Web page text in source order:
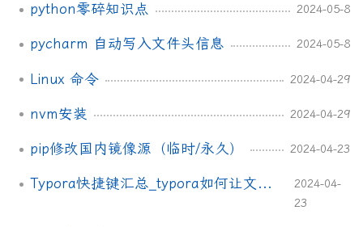
python零碎知识点 2024-05-8
pycharm 自动写入文件头信息 2024-05-8
Linux 命令 2024-04-29
nvm安装 2024-04-29
pip修改国内镜像源（临时/永久） 2024-04-23
Typora快捷键汇总_typora如何让文本前置
2024-04-
23